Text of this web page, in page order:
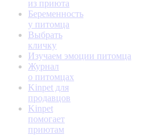
из приюта
Беременность
у питомца
Выбрать
кличку
Изучаем эмоции питомца
Журнал
о питомцах
Kinpet для
продавцов
Kinpet
помогает
приютам